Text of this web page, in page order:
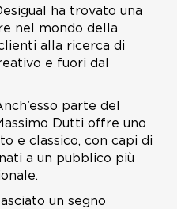
ha trovato una
nel mondo della
alla ricerca di
e fuori dal
parte del
Dutti offre uno
e classico, con capi di
a un pubblico più
un segno